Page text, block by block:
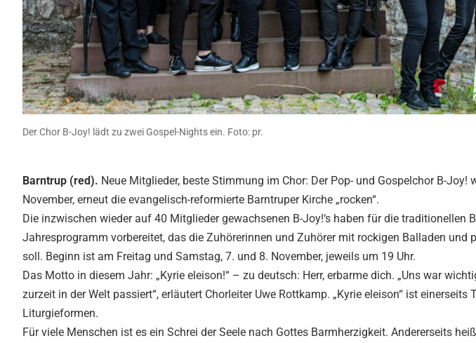
Der Chor B-Joy! lädt zu zwei Gospel-Nights ein. Foto: pr.
Barntrup (red). Neue Mitglieder, beste Stimmung im Chor: Der Pop- und Gospelchor B-
November, erneut die evangelisch-reformierte Barntruper Kirche „rocken“.
Die inzwischen wieder auf 40 Mitglieder gewachsenen B-Joy!‘s haben für die traditionellen
Jahresprogramm vorbereitet, das die Zuhörerinnen und Zuhörer mit rockigen Balladen und
soll. Beginn ist am Freitag und Samstag, 7. und 8. November, jeweils um 19 Uhr.
Das Motto in diesem Jahr: „Kyrie eleison!“ – zu deutsch: Herr, erbarme dich. „Uns war
zurzeit in der Welt passiert“, erläutert Chorleiter Uwe Rottkamp. „Kyrie eleison“ ist
Liturgieformen.
Für viele Menschen ist es ein Schrei der Seele nach Gottes Barmherzigkeit. Andererseits